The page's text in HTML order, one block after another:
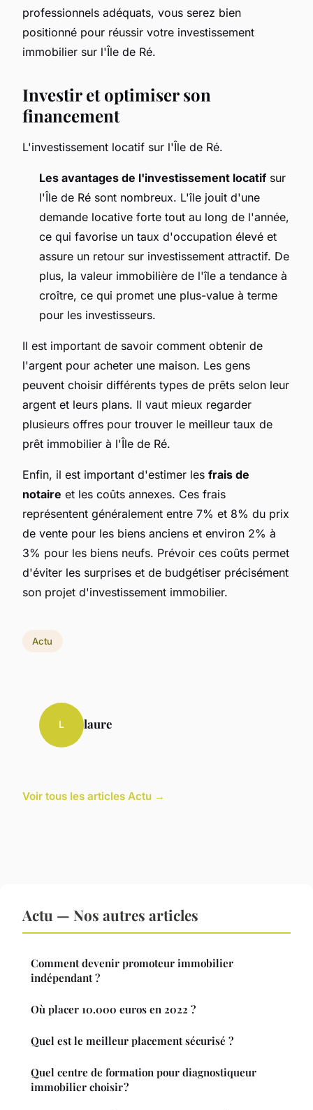
professionnels adéquats, vous serez bien
positionné pour réussir votre investissement
immobilier sur l'Île de Ré.
Investir et optimiser son
financement
L'investissement locatif sur l'Île de Ré.
Les avantages de l'investissement locatifsur
l'Île de Ré sont nombreux. L'île jouit d'une
demande locative forte tout au long de l'année,
ce qui favorise un taux d'occupation élevé et
assure un retour sur investissement attractif. De
plus, la valeur immobilière de l'île a tendance à
croître, ce qui promet une plus-value à terme
pour les investisseurs.
Il est important de savoir comment obtenir de
l'argent pour acheter une maison. Les gens
peuvent choisir différents types de prêts selon leur
argent et leurs plans. Il vaut mieux regarder
plusieurs offres pour trouver le meilleur taux de
prêt immobilier à l'Île de Ré.
Enfin, il est important d'estimer les frais de
notaire et les coûts annexes. Ces frais
représentent généralement entre 7% et 8% du prix
de vente pour les biens anciens et environ 2% à
3% pour les biens neufs. Prévoir ces coûts permet
d'éviter les surprises et de budgétiser précisément
son projet d'investissement immobilier.
Actu
L laure
Voir tous les articles Actu →
Actu — Nos autres articles
Comment devenir promoteur immobilier
indépendant ?
Où placer 10.000 euros en 2022 ?
Quel est le meilleur placement sécurisé ?
Quel centre de formation pour diagnostiqueur
immobilier choisir ?